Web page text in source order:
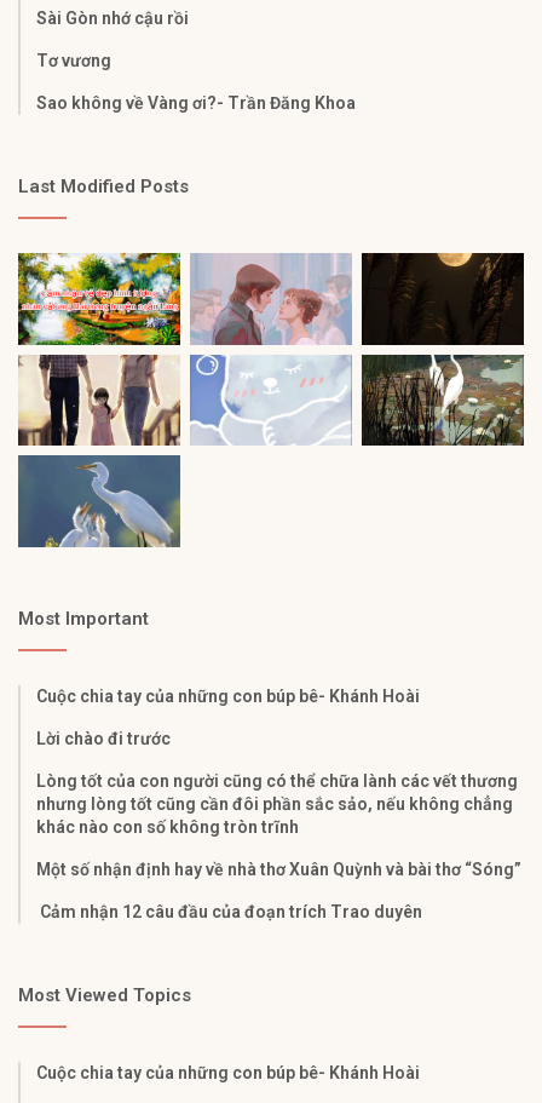
Sài Gòn nhớ cậu rồi
Tơ vương
Sao không về Vàng ơi?- Trần Đăng Khoa
Last Modified Posts
Most Important
Cuộc chia tay của những con búp bê- Khánh Hoài
Lời chào đi trước
Lòng tốt của con người cũng có thể chữa lành các vết thương
nhưng lòng tốt cũng cần đôi phần sắc sảo, nếu không chẳng
khác nào con số không tròn trĩnh
Một số nhận định hay về nhà thơ Xuân Quỳnh và bài thơ “Sóng”
Cảm nhận 12 câu đầu của đoạn trích Trao duyên
Most Viewed Topics
Cuộc chia tay của những con búp bê- Khánh Hoài